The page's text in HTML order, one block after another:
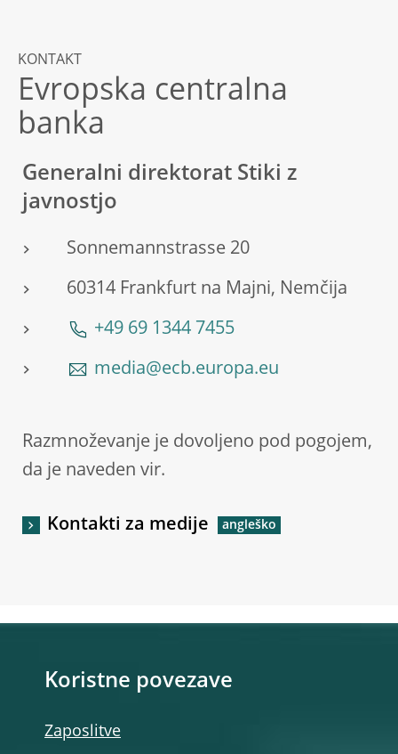
KONTAKT
Evropska centralna
banka
Generalni direktorat Stiki z
javnostjo
Sonnemannstrasse 20
60314 Frankfurt na Majni, Nemčija
+49 69 1344 7455
media@ecb.europa.eu
Razmnoževanje je dovoljeno pod pogojem,
da je naveden vir.
Kontakti za medije
Koristne povezave
Zaposlitve